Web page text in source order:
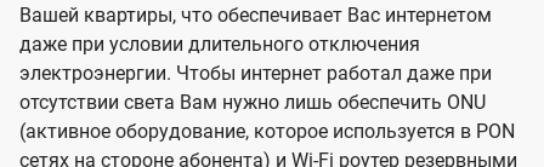
Вашей квартиры, что обеспечивает Вас интернетом
даже при условии длительного отключения
электроэнергии. Чтобы интернет работал даже при
отсутствии света Вам нужно лишь обеспечить ONU
(активное оборудование, которое используется в PON
сетях на стороне абонента) и Wi-Fi роутер резервными